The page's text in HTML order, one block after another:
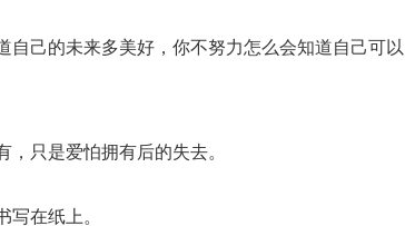
自己的未来多美好，你不努力怎么会知道自己可以
只是爱怕拥有后的失去。
在纸上。